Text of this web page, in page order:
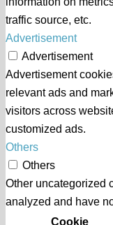
traffic source, etc.
Advertisement
Advertisement
Advertisement
relevant ads and
visitors across
customized ads.
Others
Others
Other uncategorized
analyzed and have
Cookie